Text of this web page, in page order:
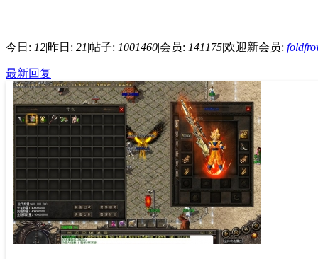
今日: 12|昨日: 21|帖子: 1001460|会员: 141175|欢迎新会员:
最新回复